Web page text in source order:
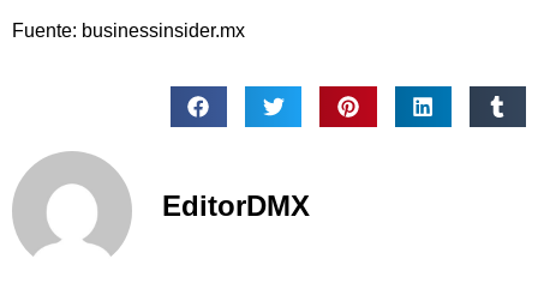
Fuente: businessinsider.mx
EditorDMX